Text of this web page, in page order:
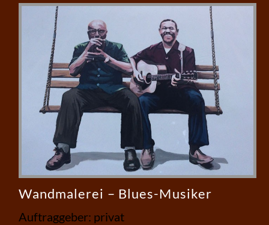
Wandmalerei – Blues-Musiker
Auftraggeber: privat